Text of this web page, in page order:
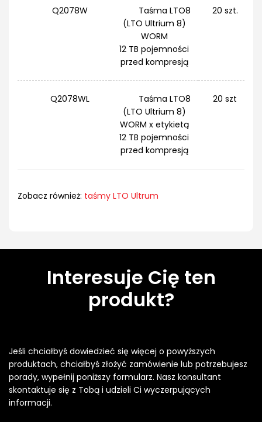
Q2078W
Taśma LTO8
(LTO Ultrium 8)
WORM
12 TB pojemności
przed kompresją
20 szt.
Q2078WL
Taśma LTO8
(LTO Ultrium 8)
WORM x etykietą
12 TB pojemności
przed kompresją
20 szt
Zobacz również: taśmy LTO Ultrum
Interesuje Cię ten
produkt?
Jeśli chciałbyś dowiedzieć się więcej o powyższych
produktach, chciałbyś złożyć zamówienie lub potrzebujesz
porady, wypełnij poniższy formularz. Nasz konsultant
skontaktuje się z Tobą i udzieli Ci wyczerpujących
informacji.